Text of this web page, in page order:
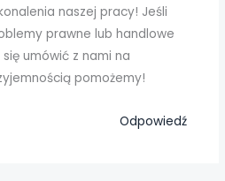
naszej pracy! Jeśli
prawne lub handlowe
umówić z nami na
pomożemy!
Odpowiedź